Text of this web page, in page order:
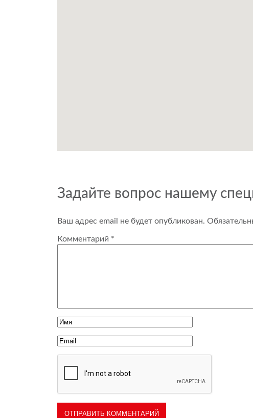
Задайте вопрос нашему
Ваш адрес email не будет опубликован.
Комментарий *